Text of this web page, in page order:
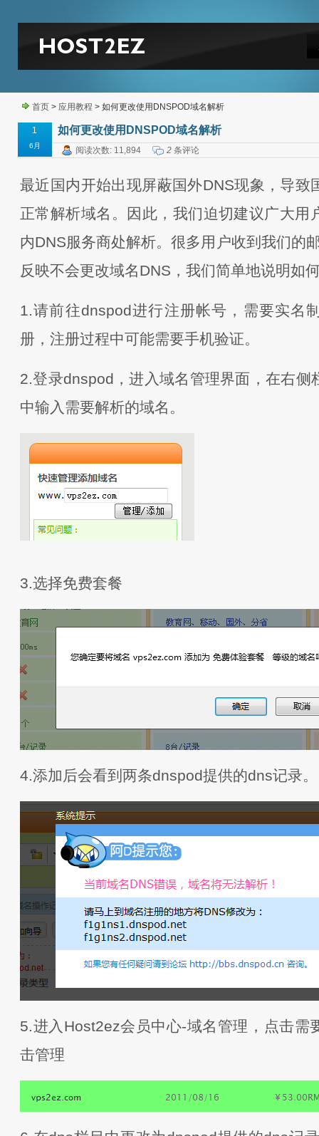
首页 > 应用教程 > 如何更改使用DNSPOD域名解析
1
6月
如何更改使用DNSPOD域名解析
阅读次数: 11,894 2 条评论
最近国内开始出现屏蔽国外DNS现象，导致
正常解析域名。因此，我们迫切建议广大用
内DNS服务商处解析。很多用户收到我们的
反映不会更改域名DNS，我们简单地说明如
1.请前往dnspod进行注册帐号，需要实名
册，注册过程中可能需要手机验证。
2.登录dnspod，进入域名管理界面，在右侧
中输入需要解析的域名。
3.选择免费套餐
4.添加后会看到两条dnspod提供的dns记录。
5.进入Host2ez会员中心-域名管理，点击需
击管理